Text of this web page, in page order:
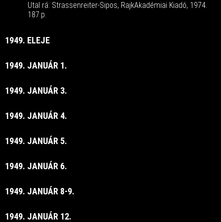
Utal rá: Strassenreiter-Sipos, RajkAkadémiai Kiadó, 1974.
187.p.
1949. ELEJE
1949. JANUÁR 1.
1949. JANUÁR 3.
1949. JANUÁR 4.
1949. JANUÁR 5.
1949. JANUÁR 6.
1949. JANUÁR 8-9.
1949. JANUÁR 12.